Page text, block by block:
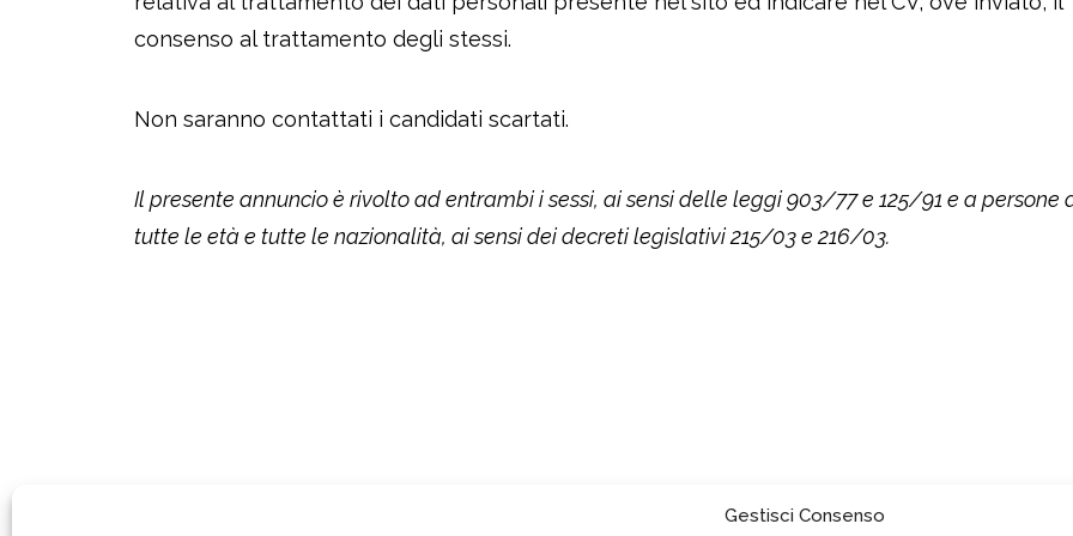
Gestisci Consenso
consenso al trattamento degli stessi.
Non saranno contattati i candidati scartati.
Il presente annuncio è rivolto ad entrambi i sessi, ai sensi delle leggi 903/77 e 125/91 e a persone
tutte le età e tutte le nazionalità, ai sensi dei decreti legislativi 215/03 e 216/03.
© Fondazione European Research Institute ETS